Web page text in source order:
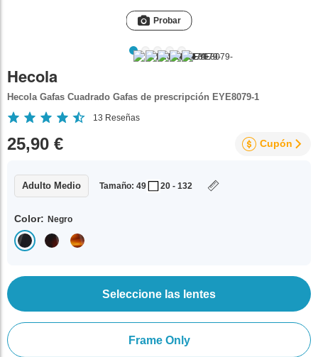
Probar
Hecola
Hecola Gafas Cuadrado Gafas de prescripción EYE8079-1
13 Reseñas
25,90 € Cupón
Adulto Medio Tamaño: 49 20 - 132
Color: Negro
Seleccione las lentes
Frame Only